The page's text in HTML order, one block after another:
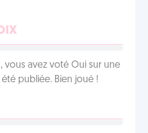
vous avez voté Oui sur une
publiée. Bien joué !